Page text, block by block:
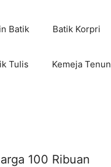
Batik Batik Korpri
Tulis Kemeja Tenun
100 Ribuan